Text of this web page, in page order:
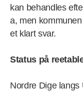
kan behandles
a, men
et klart svar.
Status på
Nordre Dige langs